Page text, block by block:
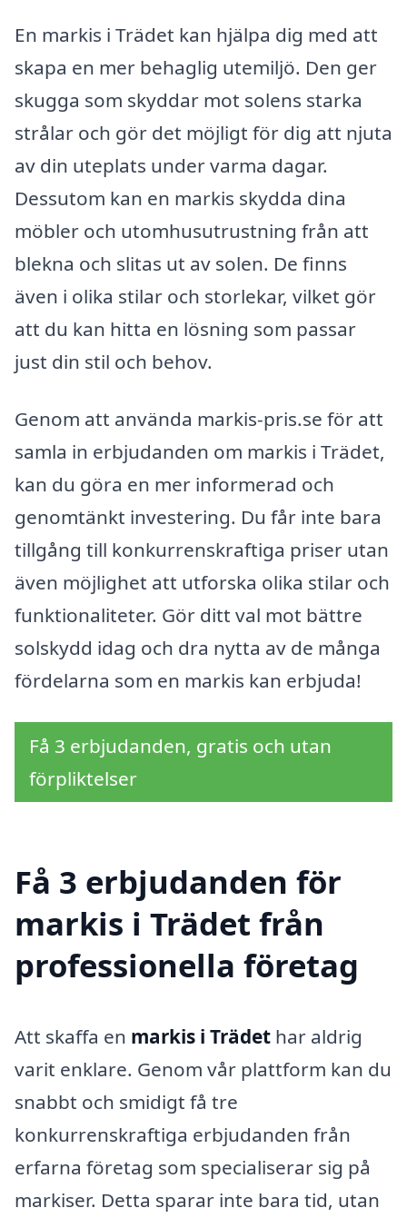
En markis i Trädet kan hjälpa dig med att
skapa en mer behaglig utemiljö. Den ger
skugga som skyddar mot solens starka
strålar och gör det möjligt för dig att njuta
av din uteplats under varma dagar.
Dessutom kan en markis skydda dina
möbler och utomhusutrustning från att
blekna och slitas ut av solen. De finns
även i olika stilar och storlekar, vilket gör
att du kan hitta en lösning som passar
just din stil och behov.
Genom att använda markis-pris.se för att
samla in erbjudanden om markis i Trädet,
kan du göra en mer informerad och
genomtänkt investering. Du får inte bara
tillgång till konkurrenskraftiga priser utan
även möjlighet att utforska olika stilar och
funktionaliteter. Gör ditt val mot bättre
solskydd idag och dra nytta av de många
fördelarna som en markis kan erbjuda!
Få 3 erbjudanden, gratis och utan
förpliktelser
Få 3 erbjudanden för
markis i Trädet från
professionella företag
Att skaffa en markis i Trädet har aldrig
varit enklare. Genom vår plattform kan du
snabbt och smidigt få tre
konkurrenskraftiga erbjudanden från
erfarna företag som specialiserar sig på
markiser. Detta sparar inte bara tid, utan